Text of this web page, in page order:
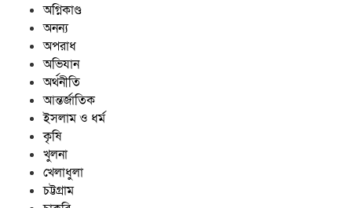
অগ্নিকাণ্ড
অনন্য
অপরাধ
অভিযান
অর্থনীতি
আন্তর্জাতিক
ইসলাম ও ধর্ম
কৃষি
খুলনা
খেলাধুলা
চট্টগ্রাম